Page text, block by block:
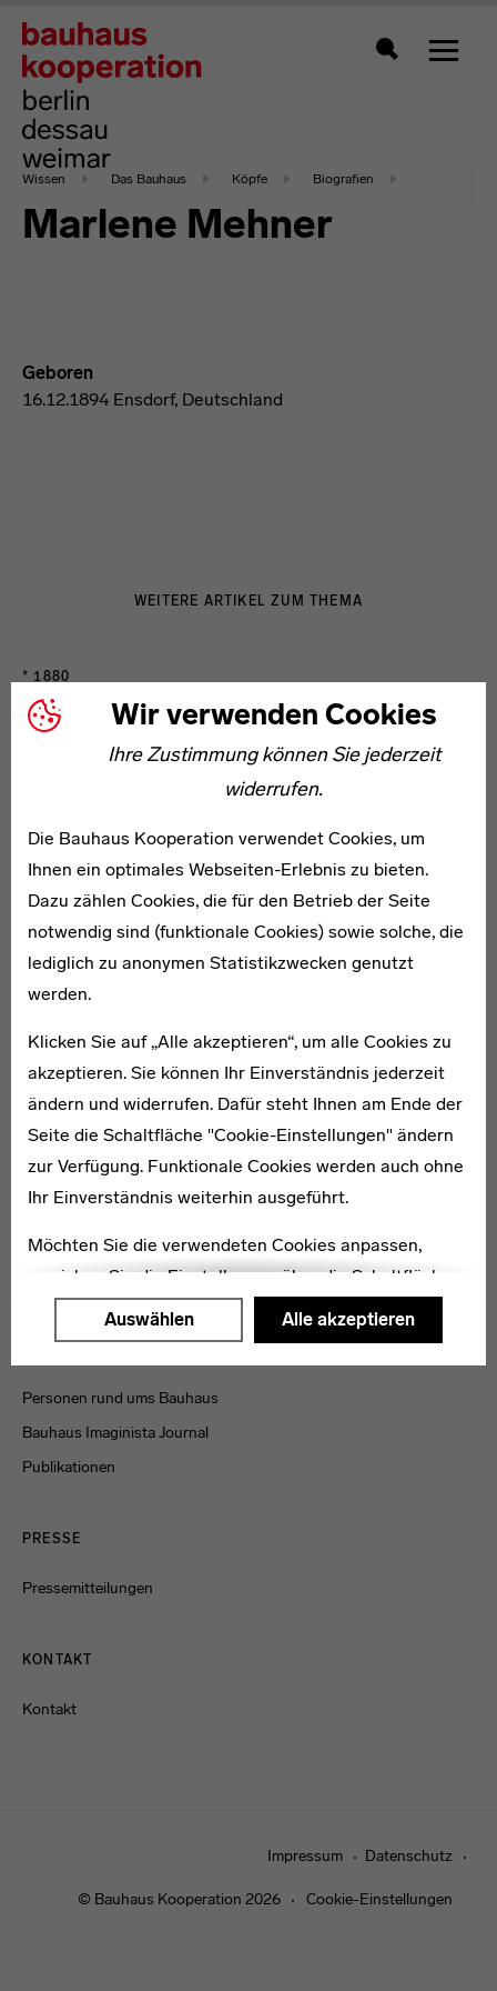
Wir verwenden Cookies
Ihre Zustimmung können Sie jederzeit
widerrufen.
Die Bauhaus Kooperation verwendet Cookies, um
Ihnen ein optimales Webseiten-Erlebnis zu bieten.
Dazu zählen Cookies, die für den Betrieb der Seite
notwendig sind (funktionale Cookies) sowie solche, die
lediglich zu anonymen Statistikzwecken genutzt
werden.
Klicken Sie auf „Alle akzeptieren“, um alle Cookies zu
akzeptieren. Sie können Ihr Einverständnis jederzeit
ändern und widerrufen. Dafür steht Ihnen am Ende der
Seite die Schaltfläche "Cookie-Einstellungen" ändern
zur Verfügung. Funktionale Cookies werden auch ohne
Ihr Einverständnis weiterhin ausgeführt.
Möchten Sie die verwendeten Cookies anpassen,
erreichen Sie die Einstellungen über die Schaltfläche
"Auswählen".
Auswählen Alle akzeptieren
Zeigt
Wissen Das Bauhaus Köpfe Biografien
Marlene Mehner
Geboren
16.12.1894 Ensdorf, Deutschland
WEITERE ARTIKEL ZUM THEMA
Arthur Kerbe
* 1880
Arnold Knake
1905–1942
Cees van der Linden
1908–1992
Menulinks
Personen rund ums Bauhaus
Bauhaus Imaginista Journal
Publikationen
PRESSE
Pressemitteilungen
KONTAKT
Kontakt
Impressum Datenschutz
© Bauhaus Kooperation 2026 Cookie-Einstellungen